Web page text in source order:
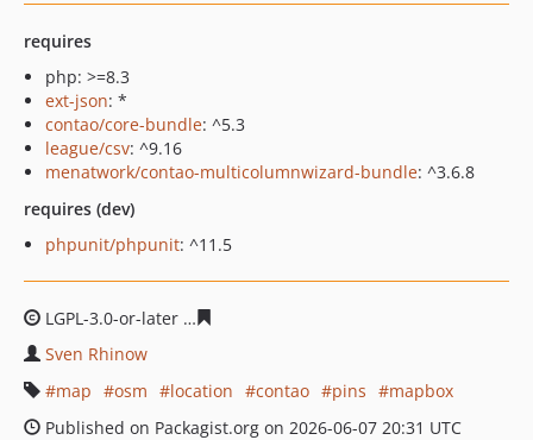
requires
php: >=8.3
ext-json: *
contao/core-bundle: ^5.3
league/csv: ^9.16
menatwork/contao-multicolumnwizard-bundle: ^3.6.8
requires (dev)
phpunit/phpunit: ^11.5
LGPL-3.0-or-later
Sven Rhinow
map
osm location contao pins
mapbox
Published on Packagist.org on 2026-06-07 20:31 UTC